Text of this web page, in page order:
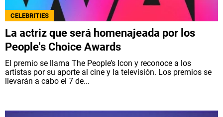
NETFLIX
PRIME VIDEO
APPLE TV+
MÚSICA
CELEBRITIES
CELEBRITIES
La actriz que será homenajeada por los
People's Choice Awards
El premio se llama The People’s Icon y reconoce a los
artistas por su aporte al cine y la televisión. Los premios se
llevarán a cabo el 7 de...